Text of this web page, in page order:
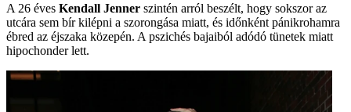
A 26 éves Kendall Jenner szintén arról beszélt, hogy sokszor az
utcára sem bír kilépni a szorongása miatt, és időnként pánikrohamra
ébred az éjszaka közepén. A pszichés bajaiból adódó tünetek miatt
hipochonder lett.